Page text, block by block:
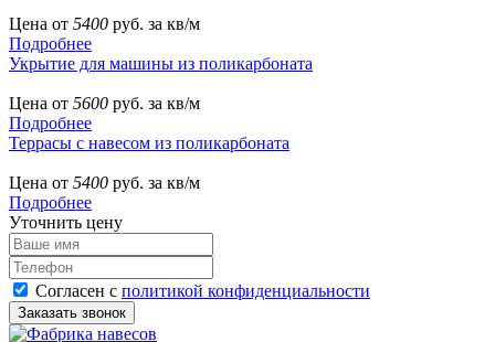
Цена от 5400 руб. за кв/м
Подробнее
Укрытие для машины из поликарбоната
Цена от 5600 руб. за кв/м
Подробнее
Террасы с навесом из поликарбоната
Цена от 5400 руб. за кв/м
Подробнее
Уточнить цену
Согласен с политикой конфиденциальности